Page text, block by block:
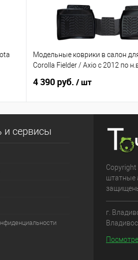
Модельные коврики в салон
Corolla Fielder / Axio с 2012 по
4 390 руб. / шт
сервисы
Copyright
штатные
г.